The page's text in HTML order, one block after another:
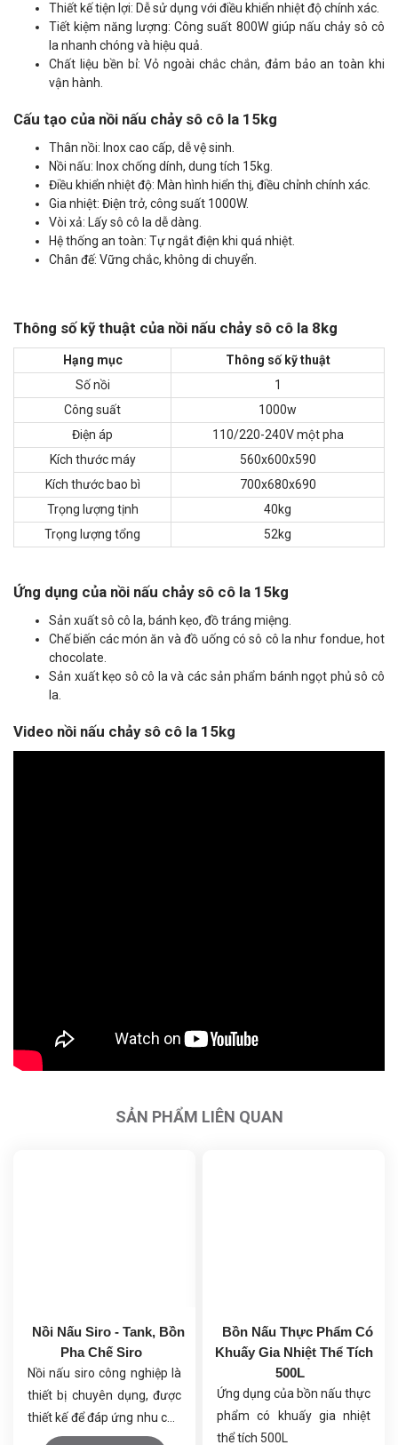
Thiết kế tiện lợi: Dễ sử dụng với điều khiển nhiệt độ chính xác.
Tiết kiệm năng lượng: Công suất 800W giúp nấu chảy sô cô
la nhanh chóng và hiệu quả.
Chất liệu bền bỉ: Vỏ ngoài chắc chắn, đảm bảo an toàn khi
vận hành.
Cấu tạo của nồi nấu chảy sô cô la 15kg
Thân nồi: Inox cao cấp, dễ vệ sinh.
Nồi nấu: Inox chống dính, dung tích 15kg.
Điều khiển nhiệt độ: Màn hình hiển thị, điều chỉnh chính xác.
Gia nhiệt: Điện trở, công suất 1000W.
Vòi xả: Lấy sô cô la dễ dàng.
Hệ thống an toàn: Tự ngắt điện khi quá nhiệt.
Chân đế: Vững chắc, không di chuyển.
Thông số kỹ thuật của nồi nấu chảy sô cô la 8kg
Hạng mục
Thông số kỹ thuật
Số nồi
1
Công suất
1000w
Điện áp
110/220-240V một pha
Kích thước máy
560x600x590
Kích thước bao bì
700x680x690
Trọng lượng tịnh
40kg
Trọng lượng tổng
52kg
Ứng dụng của nồi nấu chảy sô cô la 15kg
Sản xuất sô cô la, bánh kẹo, đồ tráng miệng.
Chế biến các món ăn và đồ uống có sô cô la như fondue, hot
chocolate.
Sản xuất kẹo sô cô la và các sản phẩm bánh ngọt phủ sô cô
la.
Video nồi nấu chảy sô cô la 15kg
SẢN PHẨM LIÊN QUAN
Nồi Nấu Siro - Tank, Bồn
Pha Chế Siro
Nồi nấu siro công nghiệp là
thiết bị chuyên dụng, được
thiết kế để đáp ứng nhu cầu
sản xuất siro ở quy mô lớn.
Bồn Nấu Thực Phẩm Có
Khuấy Gia Nhiệt Thể Tích
500L
Ứng dụng của bồn nấu thực
phẩm có khuấy gia nhiệt
thể tích 500L